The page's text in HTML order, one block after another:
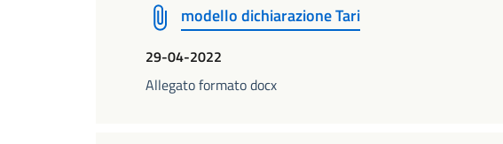
modello dichiarazione Tari
29-04-2022
Allegato formato docx